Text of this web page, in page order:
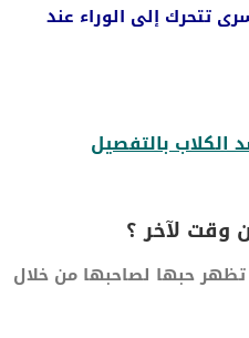
تتحرك إلى الوراء عند
الكلاب بالتفصيل
تظهر حبها لصاحبها من خلال